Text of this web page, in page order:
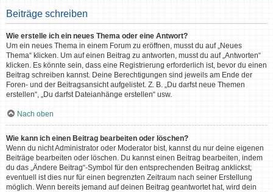
Beiträge schreiben
Wie erstelle ich ein neues Thema oder eine Antwort?
Um ein neues Thema in einem Forum zu eröffnen, musst du auf „Neues
Thema“ klicken. Um auf einen Beitrag zu antworten, musst du auf „Antworten“
klicken. Es könnte sein, dass eine Registrierung erforderlich ist, bevor du einen
Beitrag schreiben kannst. Deine Berechtigungen sind jeweils am Ende der
Foren- und der Beitragsansicht aufgelistet. Z. B. „Du darfst neue Themen
erstellen“, „Du darfst Dateianhänge erstellen“ usw.
Nach oben
Wie kann ich einen Beitrag bearbeiten oder löschen?
Wenn du nicht Administrator oder Moderator bist, kannst du nur deine eigenen
Beiträge bearbeiten oder löschen. Du kannst einen Beitrag bearbeiten, indem
du das „Ändere Beitrag“-Symbol für den entsprechenden Beitrag anklickst;
eventuell ist dies nur für einen begrenzten Zeitraum nach seiner Erstellung
möglich. Wenn bereits jemand auf deinen Beitrag geantwortet hat, wird dein